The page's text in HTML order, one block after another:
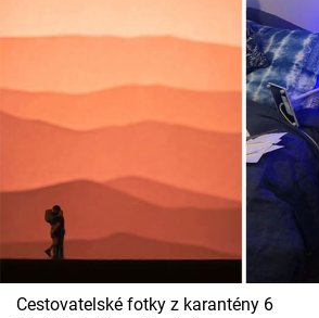
Cestovatelské fotky z karantény 6